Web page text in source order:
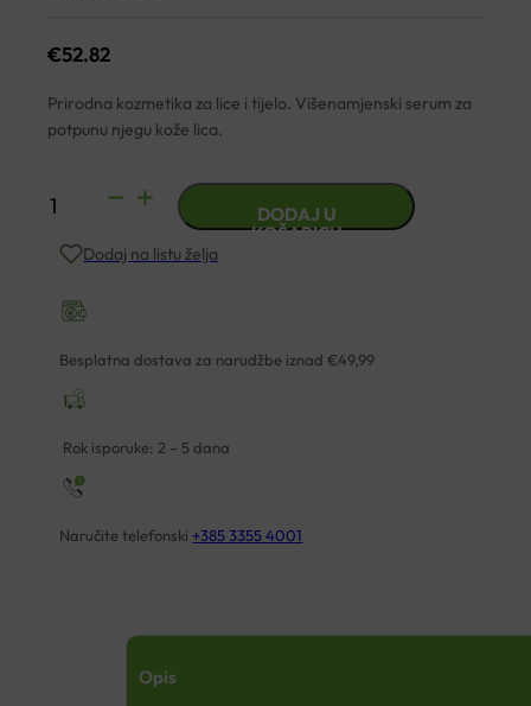
€52.82
Prirodna kozmetika za lice i tijelo. Višenamjenski serum za
potpunu njegu kože lica.
BIOVITALIS
SERUM
količina
DODAJ U
KOŠARICU
Dodaj na listu želja
Besplatna dostava za narudžbe iznad €49,99
Rok isporuke: 2 – 5 dana
Naručite telefonski +385 3355 4001
Opis